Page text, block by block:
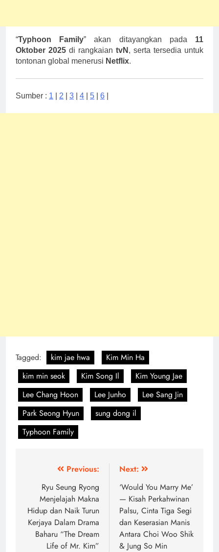
“Typhoon Family” akan ditayangkan pada 11
Oktober 2025 di rangkaian tvN , serta tersedia untuk
tontonan global menerusi Netflix.
Sumber : 1 2 3 4 5 6
Tagged: kim jae hwa
Kim Min Ha
kim min seok
Kim Song Il
Kim Young Jae
Lee Chang Hoon
Lee Junho
Lee Sang Jin
Park Seong Hyun
sung dong il
Typhoon Family
navigation
Previous:
Ryu Seung Ryong
Menjelajah Makna
Hidup dan Naik Turun
Kerjaya Dalam Drama
Baharu “The Dream
Life of Mr. Kim”
Next:
‘Would You Marry Me’
— Kisah Perkahwinan
Palsu, Cinta Tiga Segi
dan Keserasian Manis
Antara Choi Woo Shik
& Jung So Min